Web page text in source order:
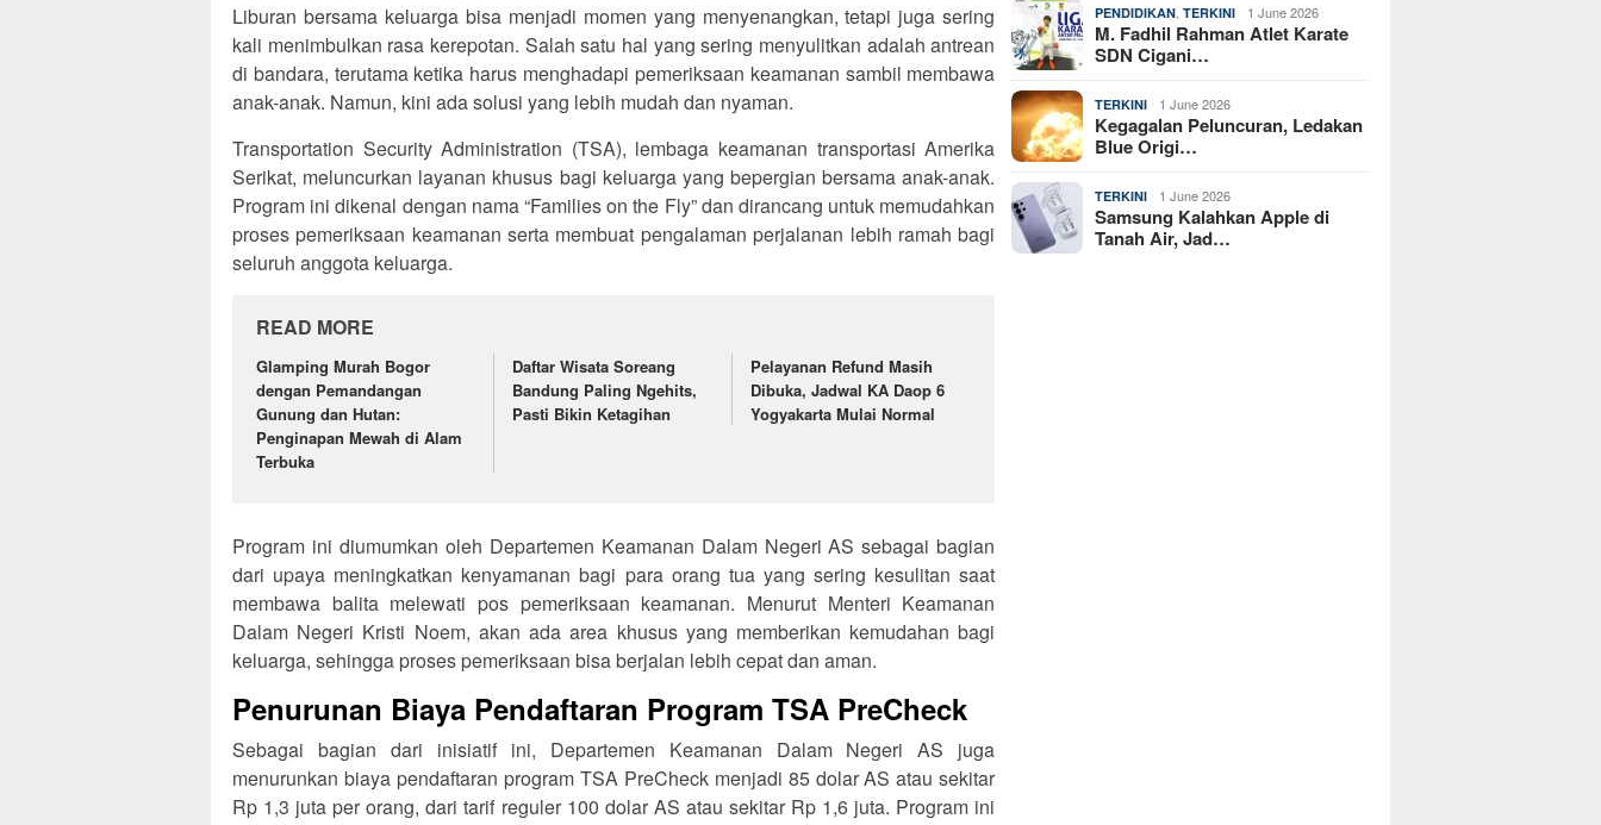
Liburan bersama keluarga bisa menjadi momen yang menyenangkan, tetapi juga sering
kali menimbulkan rasa kerepotan. Salah satu hal yang sering menyulitkan adalah antrean
di bandara, terutama ketika harus menghadapi pemeriksaan keamanan sambil membawa
anak-anak. Namun, kini ada solusi yang lebih mudah dan nyaman.
Transportation Security Administration (TSA), lembaga keamanan transportasi Amerika
Serikat, meluncurkan layanan khusus bagi keluarga yang bepergian bersama anak-anak.
Program ini dikenal dengan nama “Families on the Fly” dan dirancang untuk memudahkan
proses pemeriksaan keamanan serta membuat pengalaman perjalanan lebih ramah bagi
seluruh anggota keluarga.
READ MORE
Glamping Murah Bogor
dengan Pemandangan
Gunung dan Hutan:
Penginapan Mewah di Alam
Terbuka
Daftar Wisata Soreang
Bandung Paling Ngehits,
Pasti Bikin Ketagihan
Pelayanan Refund Masih
Dibuka, Jadwal KA Daop 6
Yogyakarta Mulai Normal
Program ini diumumkan oleh Departemen Keamanan Dalam Negeri AS sebagai bagian
dari upaya meningkatkan kenyamanan bagi para orang tua yang sering kesulitan saat
membawa balita melewati pos pemeriksaan keamanan. Menurut Menteri Keamanan
Dalam Negeri Kristi Noem, akan ada area khusus yang memberikan kemudahan bagi
keluarga, sehingga proses pemeriksaan bisa berjalan lebih cepat dan aman.
Penurunan Biaya Pendaftaran Program TSA PreCheck
Sebagai bagian dari inisiatif ini, Departemen Keamanan Dalam Negeri AS juga
menurunkan biaya pendaftaran program TSA PreCheck menjadi 85 dolar AS atau sekitar
Rp 1,3 juta per orang, dari tarif reguler 100 dolar AS atau sekitar Rp 1,6 juta. Program ini
PENDIDIKAN ,TERKINI 1 June 2026
M. Fadhil Rahman Atlet Karate
SDN Cigani…
TERKINI 1 June 2026
Kegagalan Peluncuran, Ledakan
Blue Origi…
TERKINI 1 June 2026
Samsung Kalahkan Apple di
Tanah Air, Jad…